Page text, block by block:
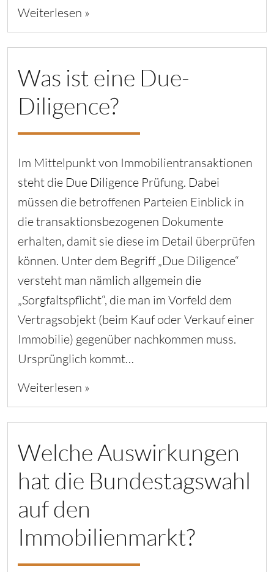
Weiterlesen »
Was ist eine Due-
Diligence?
Im Mittelpunkt von Immobilientransaktionen
steht die Due Diligence Prüfung. Dabei
müssen die betroffenen Parteien Einblick in
die transaktionsbezogenen Dokumente
erhalten, damit sie diese im Detail überprüfen
können. Unter dem Begriff „Due Diligence“
versteht man nämlich allgemein die
„Sorgfaltspflicht“, die man im Vorfeld dem
Vertragsobjekt (beim Kauf oder Verkauf einer
Immobilie) gegenüber nachkommen muss.
Ursprünglich kommt…
Weiterlesen »
Welche Auswirkungen
hat die Bundestagswahl
auf den
Immobilienmarkt?